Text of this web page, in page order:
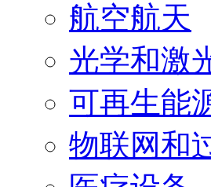
航空航天
光学和激
可再生能
物联网和